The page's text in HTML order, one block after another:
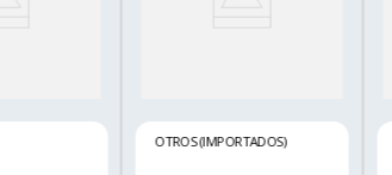
OTROS (IMPORTADOS)